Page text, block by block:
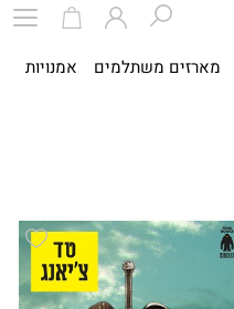
מארזים משתלמים אמנויות